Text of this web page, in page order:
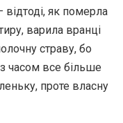
відтоді, як померла
варила вранці
страву, бо
часом все більше
проте власну